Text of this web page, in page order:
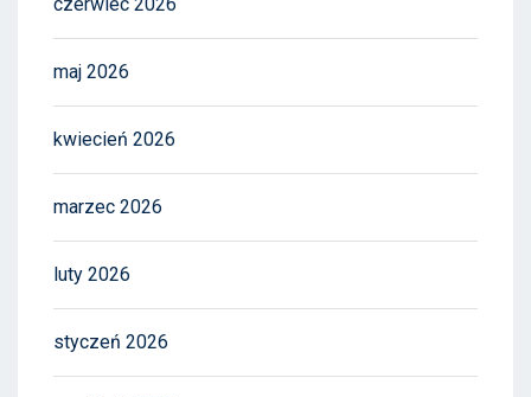
maj 2026
kwiecień 2026
marzec 2026
luty 2026
styczeń 2026